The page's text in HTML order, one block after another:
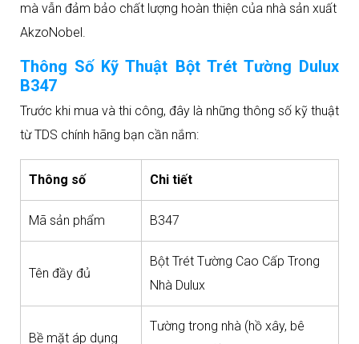
mà vẫn đảm bảo chất lượng hoàn thiện của nhà sản xuất
AkzoNobel.
Thông Số Kỹ Thuật Bột Trét Tường Dulux
B347
Trước khi mua và thi công, đây là những thông số kỹ thuật
từ TDS chính hãng bạn cần nắm:
Thông số Chi tiết
Mã sản phẩm B347
Tên đầy đủ
Bột Trét Tường Cao Cấp Trong
Nhà Dulux
Bề mặt áp dụng
Tường trong nhà (hồ xây, bê